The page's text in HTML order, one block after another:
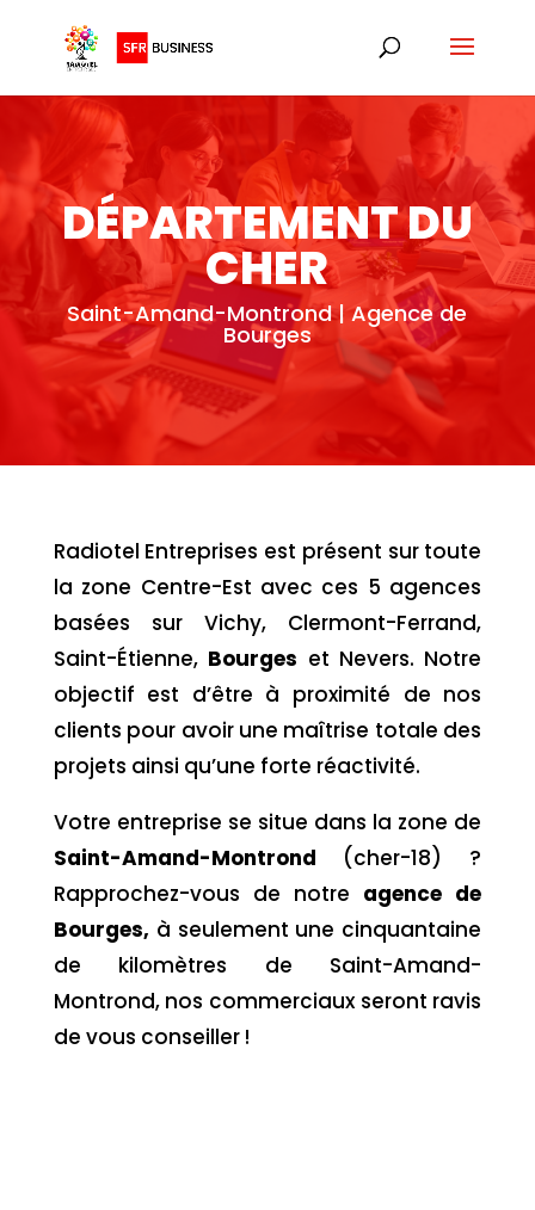
DÉPARTEMENT DU
CHER
Saint-Amand-Montrond | Agence de
Bourges
Radiotel Entreprises est présent sur toute
la zone Centre-Est avec ces 5 agences
basées sur Vichy, Clermont-Ferrand,
Saint-Étienne, Bourges et Nevers. Notre
objectif est d’être à proximité de nos
clients pour avoir une maîtrise totale des
projets ainsi qu’une forte réactivité.
Votre entreprise se situe dans la zone de
Saint-Amand-Montrond (cher-18) ?
Rapprochez-vous de notre agence de
Bourges, à seulement une cinquantaine
de kilomètres de Saint-Amand-
Montrond, nos commerciaux seront ravis
de vous conseiller !